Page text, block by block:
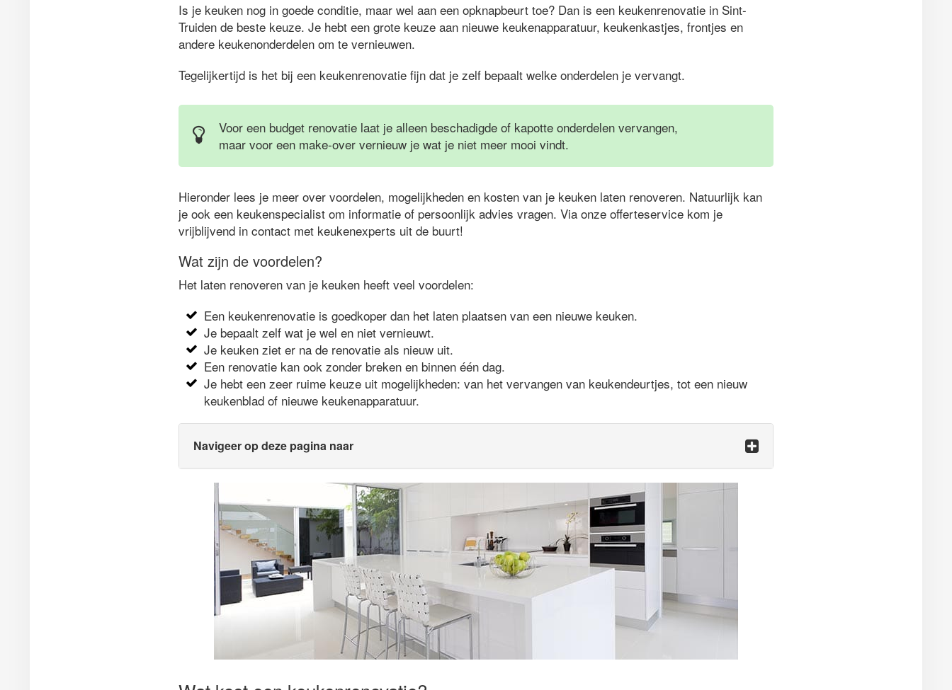
Is je keuken nog in goede conditie, maar wel aan een opknapbeurt toe? Dan is een keukenrenovatie in Sint-
Truiden de beste keuze. Je hebt een grote keuze aan nieuwe keukenapparatuur, keukenkastjes, frontjes en
andere keukenonderdelen om te vernieuwen.
Tegelijkertijd is het bij een keukenrenovatie fijn dat je zelf bepaalt welke onderdelen je vervangt.
Voor een budget renovatie laat je alleen beschadigde of kapotte onderdelen vervangen,
maar voor een make-over vernieuw je wat je niet meer mooi vindt.
Hieronder lees je meer over voordelen, mogelijkheden en kosten van je keuken laten renoveren. Natuurlijk kan
je ook een keukenspecialist om informatie of persoonlijk advies vragen. Via onze offerteservice kom je
vrijblijvend in contact met keukenexperts uit de buurt!
Wat zijn de voordelen?
Het laten renoveren van je keuken heeft veel voordelen:
Een keukenrenovatie is goedkoper dan het laten plaatsen van een nieuwe keuken.
Je bepaalt zelf wat je wel en niet vernieuwt.
Je keuken ziet er na de renovatie als nieuw uit.
Een renovatie kan ook zonder breken en binnen één dag.
Je hebt een zeer ruime keuze uit mogelijkheden: van het vervangen van keukendeurtjes, tot een nieuw
keukenblad of nieuwe keukenapparatuur.
Navigeer op deze pagina naar